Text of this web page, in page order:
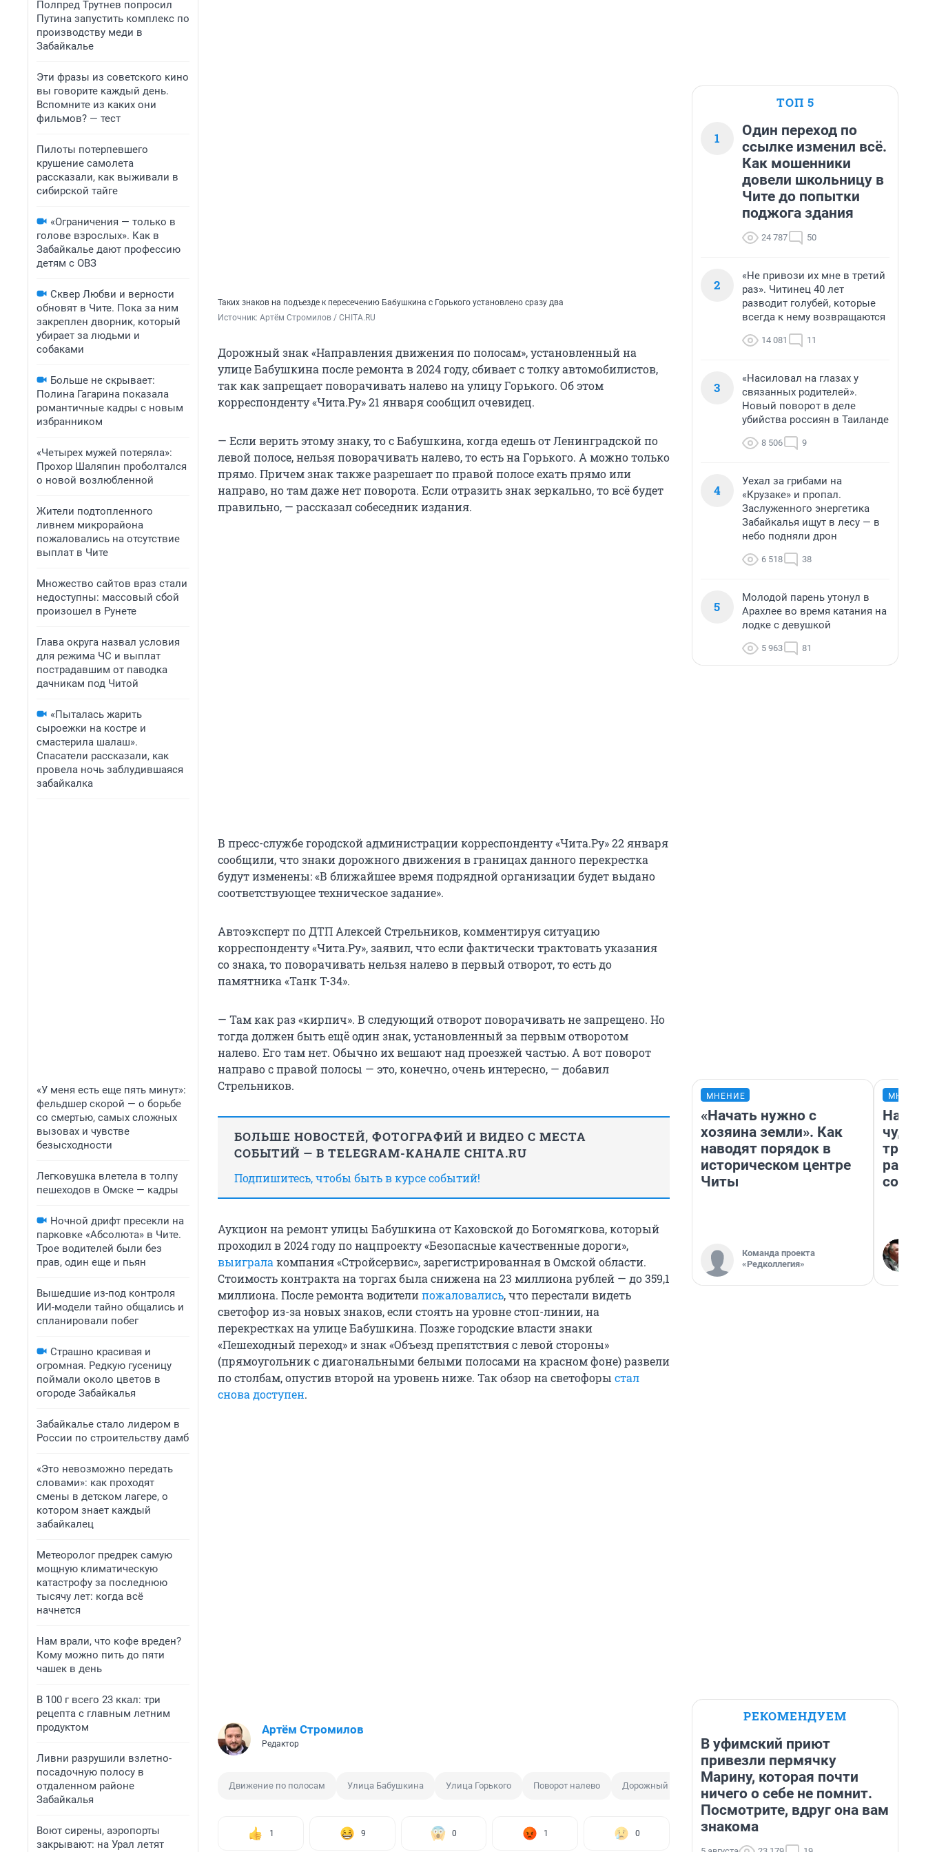
Полпред Трутнев попросил
Путина запустить комплекс по
производству меди в
Забайкалье
Эти фразы из советского кино
вы говорите каждый день.
Вспомните из каких они
фильмов? — тест
Пилоты потерпевшего
крушение самолета
рассказали, как выживали в
сибирской тайге
«Ограничения — только в
голове взрослых». Как в
Забайкалье дают профессию
детям с ОВЗ
Сквер Любви и верности
обновят в Чите. Пока за ним
закреплен дворник, который
убирает за людьми и
собаками
Больше не скрывает:
Полина Гагарина показала
романтичные кадры с новым
избранником
«Четырех мужей потеряла»:
Прохор Шаляпин проболтался
о новой возлюбленной
Жители подтопленного
ливнем микрорайона
пожаловались на отсутствие
выплат в Чите
Множество сайтов враз стали
недоступны: массовый сбой
произошел в Рунете
Глава округа назвал условия
для режима ЧС и выплат
пострадавшим от паводка
дачникам под Читой
«Пыталась жарить
сыроежки на костре и
смастерила шалаш».
Спасатели рассказали, как
провела ночь заблудившаяся
забайкалка
«У меня есть еще пять минут»:
фельдшер скорой — о борьбе
со смертью, самых сложных
вызовах и чувстве
безысходности
Легковушка влетела в толпу
пешеходов в Омске — кадры
Ночной дрифт пресекли на
парковке «Абсолюта» в Чите.
Трое водителей были без
прав, один еще и пьян
Вышедшие из-под контроля
ИИ-модели тайно общались и
спланировали побег
Страшно красивая и
огромная. Редкую гусеницу
поймали около цветов в
огороде Забайкалья
Забайкалье стало лидером в
России по строительству дамб
«Это невозможно передать
словами»: как проходят
смены в детском лагере, о
котором знает каждый
забайкалец
Метеоролог предрек самую
мощную климатическую
катастрофу за последнюю
тысячу лет: когда всё
начнется
Нам врали, что кофе вреден?
Кому можно пить до пяти
чашек в день
В 100 г всего 23 ккал: три
рецепта с главным летним
продуктом
Ливни разрушили взлетно-
посадочную полосу в
отдаленном районе
Забайкалья
Воют сирены, аэропорты
закрывают: на Урал летят
Таких знаков на подъезде к пересечению Бабушкина с Горького установлено сразу два
Источник: Артём Стромилов / CHITA.RU
Дорожный знак «Направления движения по полосам», установленный на
улице Бабушкина после ремонта в 2024 году, сбивает с толку автомобилистов,
так как запрещает поворачивать налево на улицу Горького. Об этом
корреспонденту «Чита.Ру» 21 января сообщил очевидец.
— Если верить этому знаку, то с Бабушкина, когда едешь от Ленинградской по
левой полосе, нельзя поворачивать налево, то есть на Горького. А можно только
прямо. Причем знак также разрешает по правой полосе ехать прямо или
направо, но там даже нет поворота. Если отразить знак зеркально, то всё будет
правильно, — рассказал собеседник издания.
В пресс-службе городской администрации корреспонденту «Чита.Ру» 22 января
сообщили, что знаки дорожного движения в границах данного перекрестка
будут изменены: «В ближайшее время подрядной организации будет выдано
соответствующее техническое задание».
Автоэксперт по ДТП Алексей Стрельников, комментируя ситуацию
корреспонденту «Чита.Ру», заявил, что если фактически трактовать указания
со знака, то поворачивать нельзя налево в первый отворот, то есть до
памятника «Танк Т-34».
— Там как раз «кирпич». В следующий отворот поворачивать не запрещено. Но
тогда должен быть ещё один знак, установленный за первым отворотом
налево. Его там нет. Обычно их вешают над проезжей частью. А вот поворот
направо с правой полосы — это, конечно, очень интересно, — добавил
Стрельников.
БОЛЬШЕ НОВОСТЕЙ, ФОТОГРАФИЙ И ВИДЕО С МЕСТА
СОБЫТИЙ — В TELEGRAM-КАНАЛЕ CHITA.RU
Подпишитесь, чтобы быть в курсе событий!
Аукцион на ремонт улицы Бабушкина от Каховской до Богомягкова, который
проходил в 2024 году по нацпроекту «Безопасные качественные дороги»,
выиграла компания «Стройсервис», зарегистрированная в Омской области.
Стоимость контракта на торгах была снижена на 23 миллиона рублей — до 359,1
миллиона. После ремонта водителипожаловались, что перестали видеть
светофор из-за новых знаков, если стоять на уровне стоп-линии, на
перекрестках на улице Бабушкина. Позже городские власти знаки
«Пешеходный переход» и знак «Объезд препятствия с левой стороны»
(прямоугольник с диагональными белыми полосами на красном фоне) развели
по столбам, опустив второй на уровень ниже. Так обзор на светофоры стал
снова доступен.
Артём Стромилов
Редактор
Движение по полосам Улица Бабушкина Улица Горького Поворот налево Дорожный знак
1 9 0 1 0
ТОП 5
1
Один переход по
ссылке изменил всё.
Как мошенники
довели школьницу в
Чите до попытки
поджога здания
24 787 50
2
«Не привози их мне в третий
раз». Читинец 40 лет
разводит голубей, которые
всегда к нему возвращаются
14 081 11
3
«Насиловал на глазах у
связанных родителей».
Новый поворот в деле
убийства россиян в Таиланде
8 506 9
4
Уехал за грибами на
«Крузаке» и пропал.
Заслуженного энергетика
Забайкалья ищут в лесу — в
небо подняли дрон
6 518 38
5
Молодой парень утонул в
Арахлее во время катания на
лодке с девушкой
5 963 81
МНЕНИЕ
«Начать нужно с
хозяина земли». Как
наводят порядок в
историческом центре
Читы
Команда проекта
«Редколлегия»
РЕКОМЕНДУЕМ
В уфимский приют
привезли пермячку
Марину, которая почти
ничего о себе не помнит.
Посмотрите, вдруг она вам
знакома